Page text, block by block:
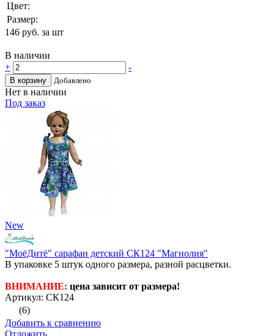
Цвет:
Размер:
146 руб. за шт
В наличии
+
-
В корзину Добавлено
Нет в наличии
Под заказ
New
"МоёДитё" сарафан детский СК124 "Магнолия"
В упаковке 5 штук одного размера, разной расцветки.
ВНИМАНИЕ: цена зависит от размера!
Артикул: СК124
(6)
Добавить к сравнению